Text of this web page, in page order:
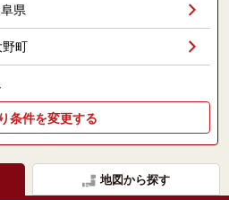
県
町
条件を変更する
地図から探す